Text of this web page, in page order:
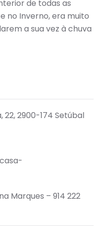
de todas as
no Inverno, era muito
a sua vez à chuva
22, 2900-174 Setúbal
Marques – 914 222